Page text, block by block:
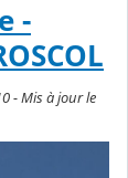
-
- Mis à jour le